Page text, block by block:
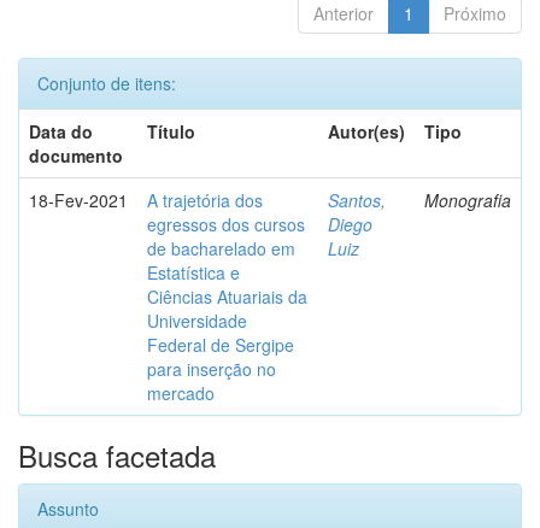
Anterior 1 Próximo
Conjunto de itens:
Data do
documento
Título Autor(es) Tipo
18-Fev-2021
A trajetória dos
egressos dos cursos
de bacharelado em
Estatística e
Ciências Atuariais da
Universidade
Federal de Sergipe
para inserção no
mercado
Santos,
Diego
Luiz
Monografia
Busca facetada
Assunto